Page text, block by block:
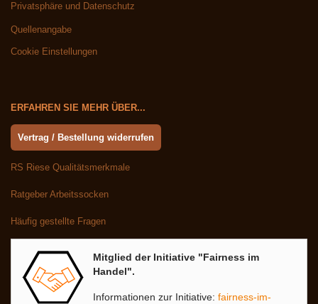
Privatsphäre und Datenschutz
Quellenangabe
Cookie Einstellungen
ERFAHREN SIE MEHR ÜBER...
Vertrag / Bestellung widerrufen
RS Riese Qualitätsmerkmale
Ratgeber Arbeitssocken
Häufig gestellte Fragen
Mitglied der Initiative "Fairness im
Handel".
Informationen zur Initiative: fairness-im-